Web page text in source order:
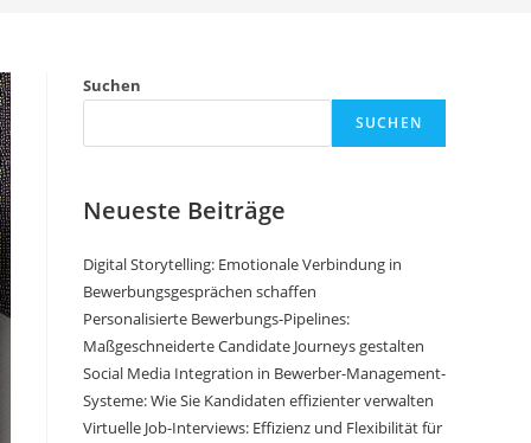
Suchen
SUCHEN
Neueste Beiträge
Digital Storytelling: Emotionale Verbindung in
Bewerbungsgesprächen schaffen
Personalisierte Bewerbungs-Pipelines:
Maßgeschneiderte Candidate Journeys gestalten
Social Media Integration in Bewerber-Management-
Systeme: Wie Sie Kandidaten effizienter verwalten
Virtuelle Job-Interviews: Effizienz und Flexibilität für